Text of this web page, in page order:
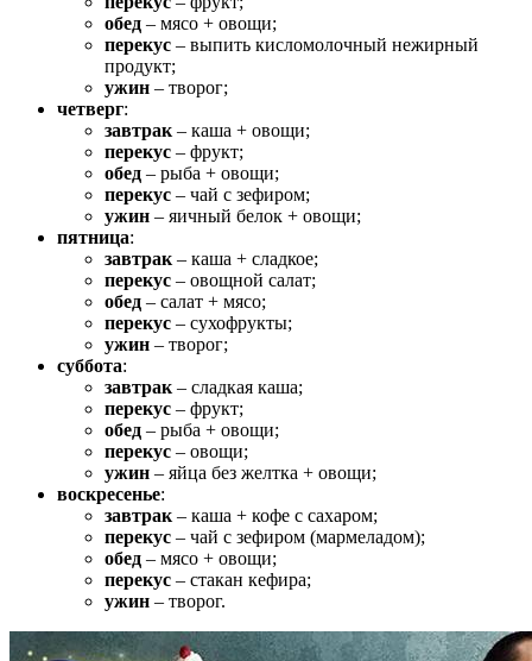
обед – мясо + овощи;
перекус – выпить кисломолочный нежирный
продукт;
ужин – творог;
четверг:
завтрак – каша + овощи;
перекус – фрукт;
обед – рыба + овощи;
перекус – чай с зефиром;
ужин – яичный белок + овощи;
пятница:
завтрак – каша + сладкое;
перекус – овощной салат;
обед – салат + мясо;
перекус – сухофрукты;
ужин – творог;
суббота:
завтрак – сладкая каша;
перекус – фрукт;
обед – рыба + овощи;
перекус – овощи;
ужин – яйца без желтка + овощи;
воскресенье:
завтрак – каша + кофе с сахаром;
перекус – чай с зефиром (мармеладом);
обед – мясо + овощи;
перекус – стакан кефира;
ужин – творог.